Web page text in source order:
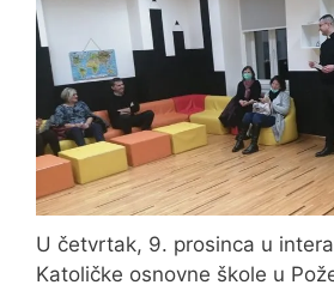
U četvrtak, 9. prosinca u
Katoličke osnovne škole u